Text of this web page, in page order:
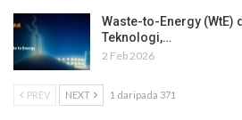
Waste-to-Energy (WtE)
Teknologi,…
2 Feb 2026
PREV NEXT 1 daripada 371